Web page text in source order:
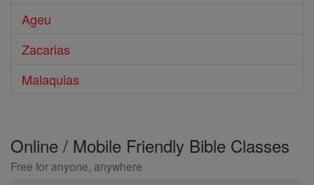
Ageu
Zacarias
Malaquias
Online / Mobile Friendly Bible Classes
Free for anyone, anywhere